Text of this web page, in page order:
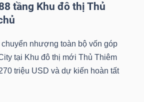
tầng Khu đô thị Thủ
nhượng toàn bộ vốn góp
tại Khu đô thị mới Thủ Thiêm
triệu USD và dự kiến hoàn tất